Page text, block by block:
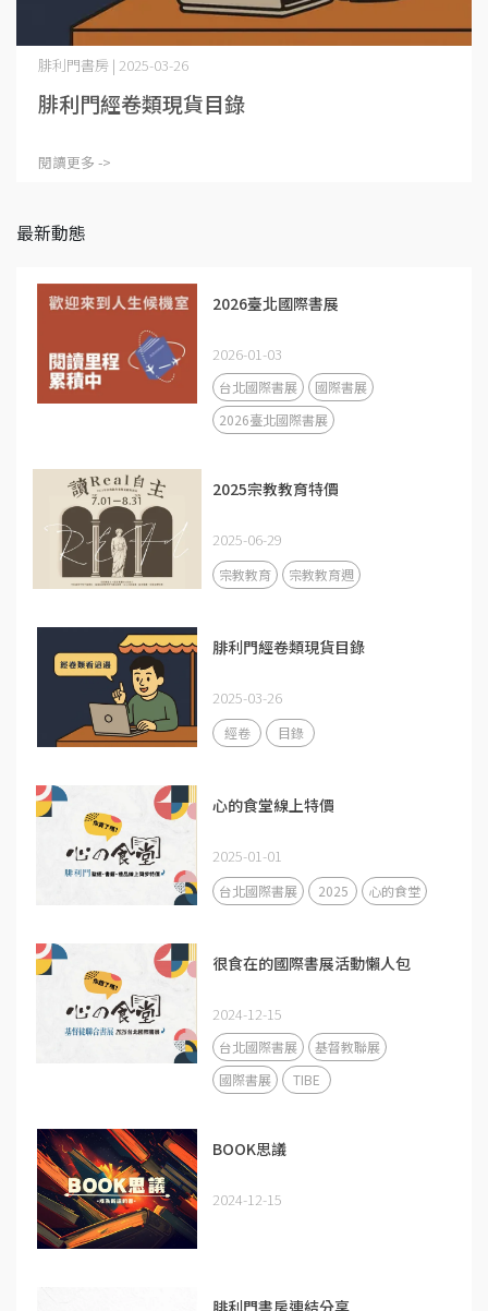
腓利門經卷類現貨目錄
腓利門書房 | 2025-03-26
閱讀更多 ->
最新動態
2026臺北國際書展
2026-01-03
台北國際書展
國際書展
2026臺北國際書展
2025宗教教育特價
2025-06-29
宗教教育 宗教教育週
腓利門經卷類現貨目錄
2025-03-26
經卷 目錄
心的食堂線上特價
2025-01-01
台北國際書展 2025 心的食堂
很食在的國際書展活動懶人包
2024-12-15
台北國際書展
基督教聯展
國際書展
TIBE
BOOK思議
2024-12-15
腓利門書房連結分享